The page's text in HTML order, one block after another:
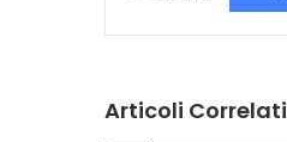
Articoli Correlati